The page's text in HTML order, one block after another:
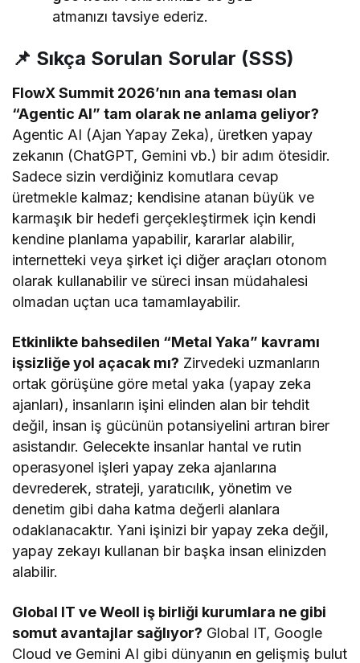
atmanızı tavsiye ederiz.
📌 Sıkça Sorulan Sorular (SSS)
FlowX Summit 2026’nın ana teması olan
“Agentic AI” tam olarak ne anlama geliyor?
Agentic AI (Ajan Yapay Zeka), üretken yapay
zekanın (ChatGPT, Gemini vb.) bir adım ötesidir.
Sadece sizin verdiğiniz komutlara cevap
üretmekle kalmaz; kendisine atanan büyük ve
karmaşık bir hedefi gerçekleştirmek için kendi
kendine planlama yapabilir, kararlar alabilir,
internetteki veya şirket içi diğer araçları otonom
olarak kullanabilir ve süreci insan müdahalesi
olmadan uçtan uca tamamlayabilir.
Etkinlikte bahsedilen “Metal Yaka” kavramı
işsizliğe yol açacak mı? Zirvedeki uzmanların
ortak görüşüne göre metal yaka (yapay zeka
ajanları), insanların işini elinden alan bir tehdit
değil, insan iş gücünün potansiyelini artıran birer
asistandır. Gelecekte insanlar hantal ve rutin
operasyonel işleri yapay zeka ajanlarına
devrederek, strateji, yaratıcılık, yönetim ve
denetim gibi daha katma değerli alanlara
odaklanacaktır. Yani işinizi bir yapay zeka değil,
yapay zekayı kullanan bir başka insan elinizden
alabilir.
Global IT ve Weoll iş birliği kurumlara ne gibi
somut avantajlar sağlıyor? Global IT, Google
Cloud ve Gemini AI gibi dünyanın en gelişmiş bulut